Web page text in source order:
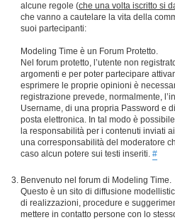
alcune regole (che una volta iscritto si
che vanno a cautelare la vita della
suoi partecipanti:
Modeling Time è un Forum Protetto.
Nel forum protetto, l’utente non
argomenti e per poter partecipare
esprimere le proprie opinioni è
registrazione prevede, normalmente,
Username, di una propria Password e
posta elettronica. In tal modo è
la responsabilità per i contenuti inviati
una corresponsabilità del moderatore
caso alcun potere sui testi inseriti. #
Benvenuto nel forum di Modeling Time.
Questo è un sito di diffusione
di realizzazioni, procedure e
mettere in contatto persone con lo